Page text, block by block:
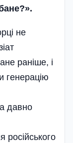
не
раніше, і
генерацію
давно
російського